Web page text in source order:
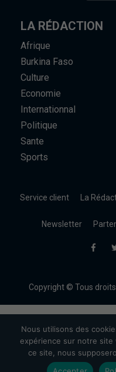
LA RÉDACTION
Afrique
Burkina Faso
Culture
Economie
Internationnal
Politique
Sante
Sports
Service client La
Newsletter
Copyright © Tous droits
Nous utilisons des
expérience sur notre site
ce site, nous